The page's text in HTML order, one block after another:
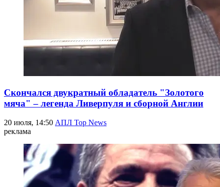
Скончался двукратный обладатель "Золотого
мяча" – легенда Ливерпуля и сборной Англии
20 июля, 14:50 АПЛ Top News
реклама